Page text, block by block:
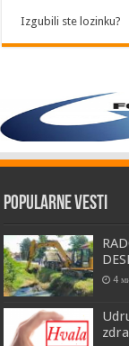
Izgubili ste lozinku?
Popularne vesti
4